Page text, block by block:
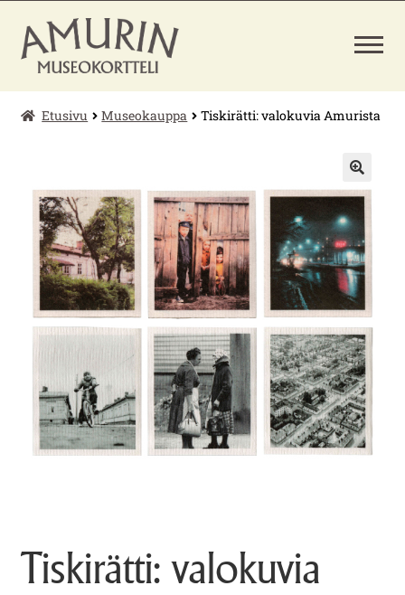
Siirry
navigointiin
Siirry
sisältöön
PÄÄSYLIPUT
LAAJENNA
VALIKKO
Etusivu Museokauppa Tiskirätti: valokuvia Amurista
🔍
Tiskirätti: valokuvia